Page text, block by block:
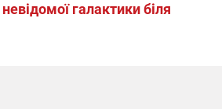
галактики біля